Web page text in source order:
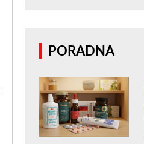
PORADNA